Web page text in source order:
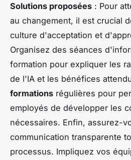
Solutions proposées : Pour
au changement, il est crucial
culture d'acceptation et
Organisez des séances
formation pour expliquer les
de l'IA et les bénéfices
formations régulières pour
employés de développer les
nécessaires. Enfin, assurez-
communication transparente
processus. Impliquez vos